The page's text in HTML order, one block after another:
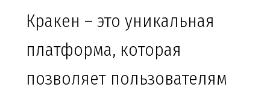
Кракен – это уникальная
платформа, которая
позволяет пользователям